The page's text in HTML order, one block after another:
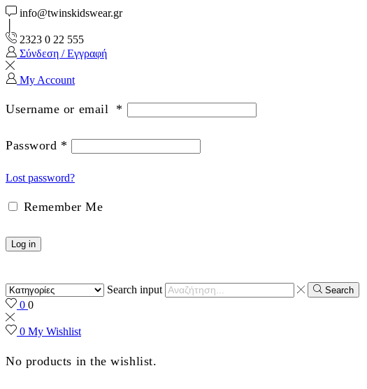
info@twinskidswear.gr
2323 0 22 555
Σύνδεση / Εγγραφή
My Account
Username or email *
Password *
Lost password?
Remember Me
Log in
Search input Search
0 0
0 My Wishlist
No products in the wishlist.